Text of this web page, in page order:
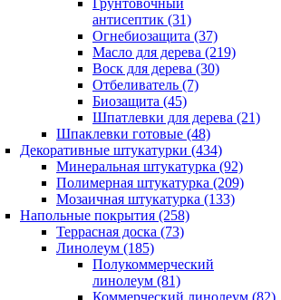
Грунтовочный
антисептик (31)
Огнебиозащита (37)
Масло для дерева (219)
Воск для дерева (30)
Отбеливатель (7)
Биозащита (45)
Шпатлевки для дерева (21)
Шпаклевки готовые (48)
Декоративные штукатурки (434)
Минеральная штукатурка (92)
Полимерная штукатурка (209)
Мозаичная штукатурка (133)
Напольные покрытия (258)
Террасная доска (73)
Линолеум (185)
Полукоммерческий
линолеум (81)
Коммерческий линолеум (82)